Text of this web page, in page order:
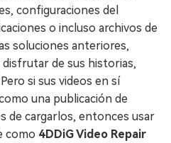
configuraciones del
o incluso archivos de
soluciones anteriores,
de sus historias,
si sus videos en sí
una publicación de
de cargarlos, entonces usar
como 4DDiG Video Repair